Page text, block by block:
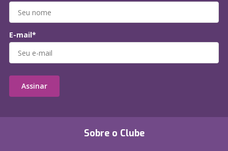
Sobre o Clube
E-mail*
Assinar